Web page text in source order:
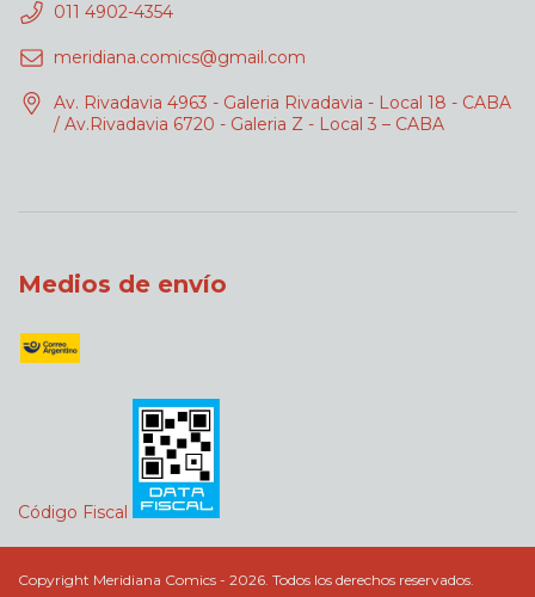
011 4902-4354
meridiana.comics@gmail.com
Av. Rivadavia 4963 - Galeria Rivadavia - Local 18 - CABA
/ Av.Rivadavia 6720 - Galeria Z - Local 3 – CABA
Medios de envío
Código Fiscal
Copyright Meridiana Comics - 2026. Todos los derechos reservados.